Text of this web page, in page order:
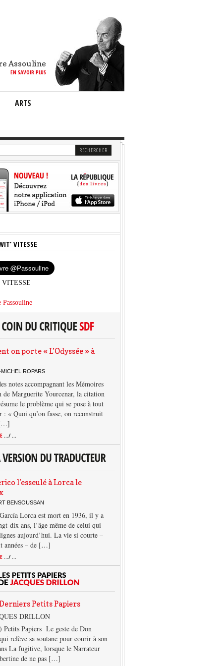
Assouline
EN SAVOIR PLUS
ARTS
VITESSE
VITESSE
Passouline
on porte « L’Odyssée » à
ROPARS
notes accompagnant les Mémoires
de Marguerite Yourcenar, la citation
le problème qui se pose à tout
: « Quoi qu’on fasse, on reconstruit
.../ ...
l’esseulé à Lorca le
BENSOUSSAN
Lorca est mort en 1936, il y a
dix ans, l’âge même de celui qui
aujourd’hui. La vie si courte –
années – de […]
.../ ...
Petits Papiers
DRILLON
Petits Papiers Le geste de Don
relève sa soutane pour courir à son
La fugitive, lorsque le Narrateur
de ne pas […]